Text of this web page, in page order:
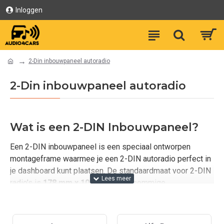
Inloggen
2-Din inbouwpaneel autoradio
2-Din inbouwpaneel autoradio
Wat is een 2-DIN Inbouwpaneel?
Een 2-DIN inbouwpaneel is een speciaal ontworpen
montageframe waarmee je een 2-DIN autoradio perfect in
je dashboard kunt plaatsen. De standaardmaat voor 2-DIN
radio’s is 178 mm x 100 mm, maar sommige